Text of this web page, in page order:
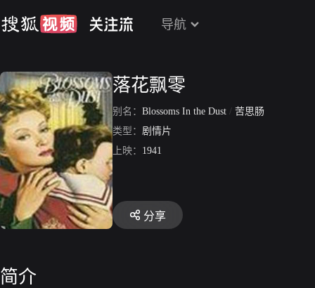
导航
落花飘零
别名： Blossoms In the Dust / 苦思肠
类型： 剧情片
上映： 1941
分享
简介